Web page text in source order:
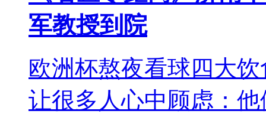
军教授到院
欧洲杯熬夜看球四大
让很多人心中顾虑：